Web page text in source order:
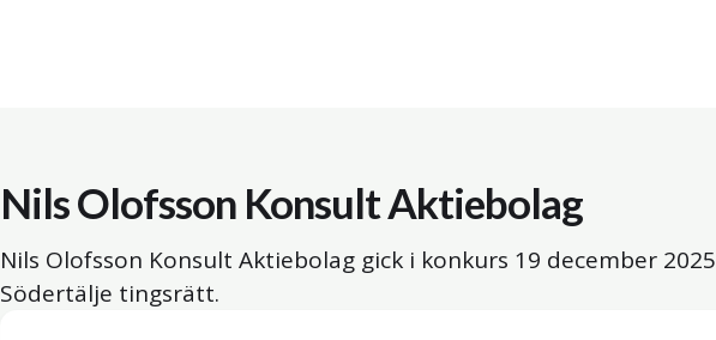
Nils Olofsson Konsult Aktiebolag
Nils Olofsson Konsult Aktiebolag gick i konkurs 19 december 2025
Södertälje tingsrätt.